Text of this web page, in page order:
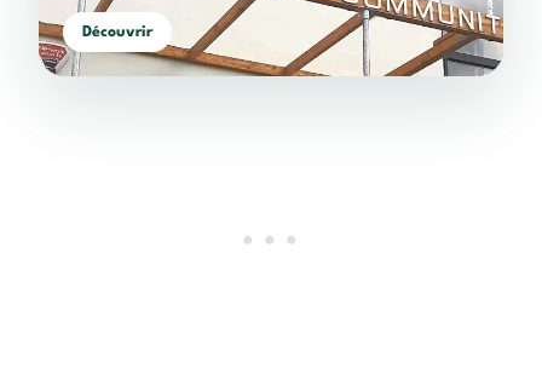
Découvrir